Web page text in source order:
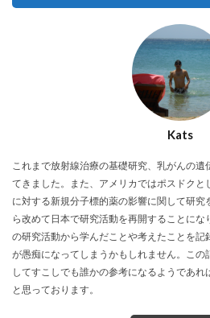
Kats
これまで放射線治療の基礎研究、乳がんの
てきました。また、アメリカではポスドクと
に対する新規分子標的薬の影響に関して研
ら改めて日本で研究活動を再開することに
の研究活動から学んだことや考えたことを記
が愚痴になってしまうかもしれません。この
してすこしでも誰かの参考になるようであ
と思っております。